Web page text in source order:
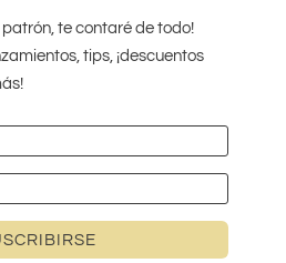
te contaré de todo!
tips, ¡descuentos